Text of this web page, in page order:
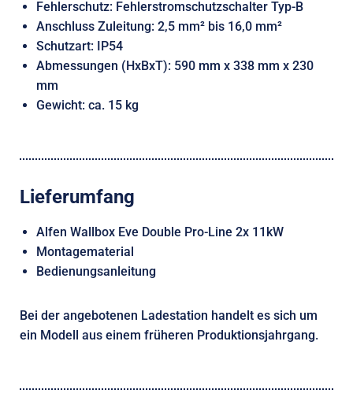
Fehlerschutz: Fehlerstromschutzschalter Typ-B
Anschluss Zuleitung: 2,5 mm² bis 16,0 mm²
Schutzart: IP54
Abmessungen (HxBxT): 590 mm x 338 mm x 230
mm
Gewicht: ca. 15 kg
Lieferumfang
Alfen Wallbox Eve Double Pro-Line 2x 11kW
Montagematerial
Bedienungsanleitung
Bei der angebotenen Ladestation handelt es sich um
ein Modell aus einem früheren Produktionsjahrgang.